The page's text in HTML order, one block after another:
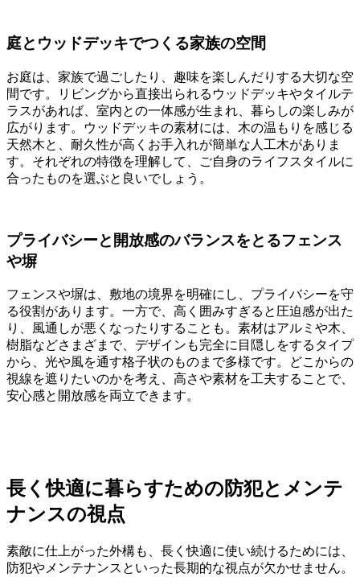
庭とウッドデッキでつくる家族の空間
お庭は、家族で過ごしたり、趣味を楽しんだりする大切な空
間です。リビングから直接出られるウッドデッキやタイルテ
ラスがあれば、室内との一体感が生まれ、暮らしの楽しみが
広がります。ウッドデッキの素材には、木の温もりを感じる
天然木と、耐久性が高くお手入れが簡単な人工木がありま
す。それぞれの特徴を理解して、ご自身のライフスタイルに
合ったものを選ぶと良いでしょう。
プライバシーと開放感のバランスをとるフェンス
や塀
フェンスや塀は、敷地の境界を明確にし、プライバシーを守
る役割があります。一方で、高く囲みすぎると圧迫感が出た
り、風通しが悪くなったりすることも。素材はアルミや木、
樹脂などさまざまで、デザインも完全に目隠しをするタイプ
から、光や風を通す格子状のものまで多様です。どこからの
視線を遮りたいのかを考え、高さや素材を工夫することで、
安心感と開放感を両立できます。
長く快適に暮らすための防犯とメンテ
ナンスの視点
素敵に仕上がった外構も、長く快適に使い続けるためには、
防犯やメンテナンスといった長期的な視点が欠かせません。